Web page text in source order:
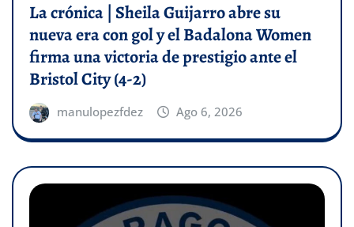
La crónica | Sheila Guijarro abre su
nueva era con gol y el Badalona Women
firma una victoria de prestigio ante el
Bristol City (4-2)
manulopezfdez Ago 6, 2026